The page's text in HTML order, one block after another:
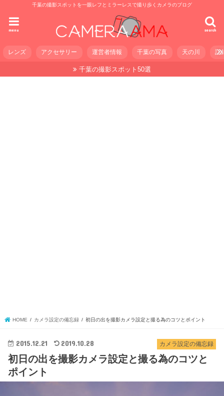
千葉の撮影スポットを一眼レフとミラーレスで撮り歩くカメラのブログ
search
menu
レンズ アクセサリー 運営者情報 千葉の写真 天の川 記
千葉の撮影スポット50選
HOME カメラ設定の備忘録 初日の出を撮影カメラ設定と撮る為のコツとポイント
カメラ設定の備忘録
2015.12.21 2019.10.28
初日の出を撮影カメラ設定と撮る為のコツと
ポイント